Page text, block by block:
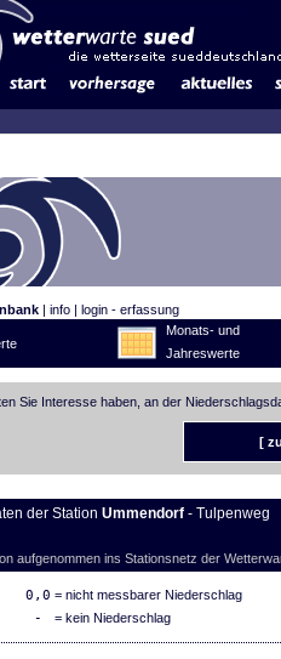
| info| login - erfassung
Monats- und
Jahreswerte
Sie Interesse haben, an der
[
der Station Ummendorf- Tulpenweg
aufgenommen ins Stationsnetz der
0,0 = nicht messbarer Niederschlag
- = kein Niederschlag